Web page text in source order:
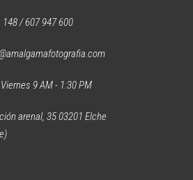
148 / 607 947 600
9 AM - 1:30 PM
arenal, 35 03201 Elche